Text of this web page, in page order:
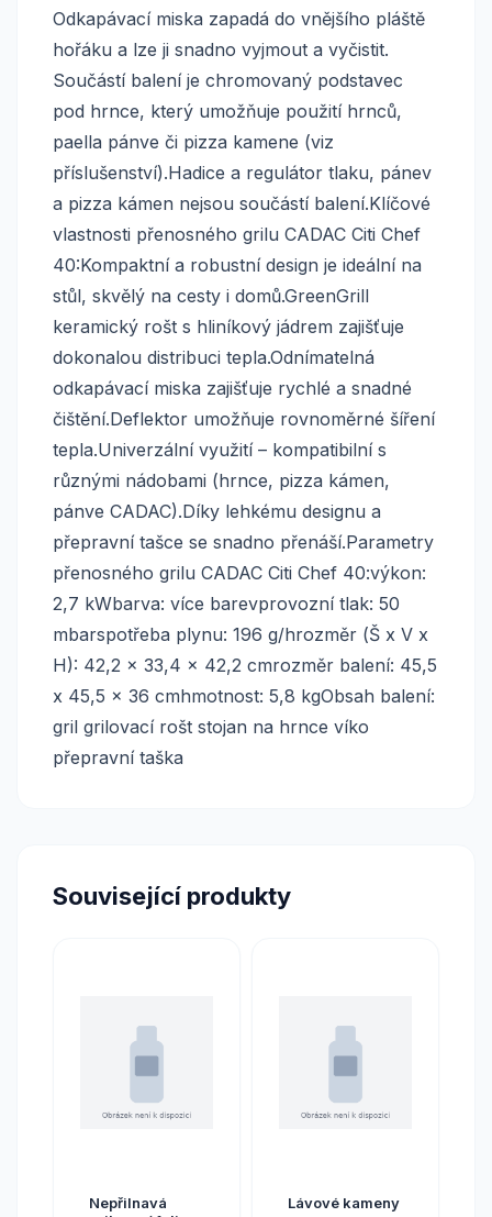
Odkapávací miska zapadá do vnějšího pláště
hořáku a lze ji snadno vyjmout a vyčistit.
Součástí balení je chromovaný podstavec
pod hrnce, který umožňuje použití hrnců,
paella pánve či pizza kamene (viz
příslušenství).Hadice a regulátor tlaku, pánev
a pizza kámen nejsou součástí balení.Klíčové
vlastnosti přenosného grilu CADAC Citi Chef
40:Kompaktní a robustní design je ideální na
stůl, skvělý na cesty i domů.GreenGrill
keramický rošt s hliníkový jádrem zajišťuje
dokonalou distribuci tepla.Odnímatelná
odkapávací miska zajišťuje rychlé a snadné
čištění.Deflektor umožňuje rovnoměrné šíření
tepla.Univerzální využití – kompatibilní s
různými nádobami (hrnce, pizza kámen,
pánve CADAC).Díky lehkému designu a
přepravní tašce se snadno přenáší.Parametry
přenosného grilu CADAC Citi Chef 40:výkon:
2,7 kWbarva: více barevprovozní tlak: 50
mbarspotřeba plynu: 196 g/hrozměr (Š x V x
H): 42,2 x 33,4 x 42,2 cmrozměr balení: 45,5
x 45,5 x 36 cmhmotnost: 5,8 kgObsah balení:
gril grilovací rošt stojan na hrnce víko
přepravní taška
Související produkty
Nepřilnavá
Lávové kameny